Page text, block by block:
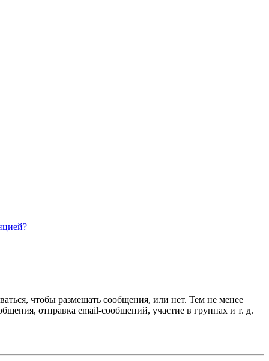
чтобы размещать сообщения, или нет. Тем не менее
отправка email-сообщений, участие в группах и т. д.